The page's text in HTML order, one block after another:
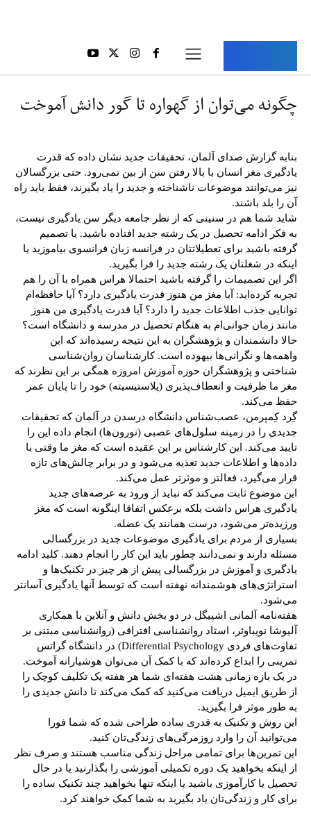
چگونه می‌توان از گهواره تا گور دانش آموخت
بنابه گزارش صدای آلمان، تحقیقات جدید نشان داده که قدرت
یادگیری مغز انسان با بالا رفتن سن از بین نمی‌رود. حتی بزرگسالان
نیز می‌توانند موضوعات ناشناخته و جدید را یاد بگیرند، فقط باید راه
آن را بلد باشند.
شاید شما هم در سنینی که از نظر جامعه دیگر سن یادگیری نیست،
به فکر ادامه تحصیل در یک رشته جدید افتاده باشید. یا تصمیم
گرفته باشید برای تعطیلاتتان در فرانسه زبان فرانسوی بیاموزید یا
اینکه در شغلتان یک رشته جدید را فرا بگیرید.
اگر این تصمیمات را گرفته باشید احتمالا هراس همراه با آن را هم
تجربه کرده‌اید: آیا مغز من هنوز قدرت یادگیری دارد؟ آیا حافظه‌ام
توانایی جذب اطلاعات جدید را دارد؟ آیا قدرت یادگیری من هنوز
مانند زمان جوانی‌ام به هنگام تحصیل در مدرسه و دانشگاه است؟
حالا دانشمندان و پژوهشگران به این نتیجه رسیده‌اند که این
واهمه‌ها و نگرانی‌ها بیهوده است. کارشناسان روان‌شناسی
شناختی و پژوهشگران حوزه آموزش امروزه همگی بر این نظرند که
مغز ما ظرفیت و انعطاف‌پذیری (پلاستیسیته) خود را تا پایان عمر
حفظ می‌کند.
گِرد کِمپرمن، عصب‌شناس دانشگاه درسدن در آلمان که تحقیقات
جدیدی را در زمینه سلول‌های عصبی (نورون‌‌ها) انجام داده این را
تایید می‌کند. این کارشناس بر این عقیده است که مغز ما وقتی با
داده‌ها و اطلاعات جدید تغذیه می‌شود و در برابر چالش‌های تازه
قرار می‌گیرد، فعالتر و موثرتر عمل می‌کند.
این موضوع ثابت می‌کند که نباید از ورود به عرصه‌های جدید
یادگیری هراس داشت بلکه برعکس اتفاقا اینگونه است که مغز
ورزیده‌تر می‌شود، درست همانند یک عضله.
بسیاری از مردم برای یادگیری موضوعات جدید در بزرگسالی
مسئله دارند و نمی‌دانند چطور باید این کار را انجام دهند. کلید ادامه
یادگیری و آموزش در بزرگسالی پیش از هر چیز در تکنیک‌ها و
استراتژی‌های هوشمندانه نهفته است که توسط آنها یادگیری آسانتر
می‌شود.
هفته‌نامه آلمانی اشپیگل در دو بخش دانش و آنلاین با همکاری
آلیوشا نویباوئر، استاد روانشناسی افتراقی (روانشناسی مبتنی بر
تفاوت‌های فردی Differential Psychology) در دانشگاه گراتس
تمرینی را ابداع کرده‌اند که با کمک آن می‌توان هوشیارانه آموخت.
در یک بازه زمانی هشت هفته‌ای شما هر هفته یک تکلیف کوچک را
از طریق ایمیل دریافت می‌کنید که کمک می‌کند تا دانش جدیدی را
به طور موثر فرا بگیرید.
این روش ‌و تکنیک به قدری ساده طراحی شده ‌که شما فورا
می‌توانید آن را وارد روزمرگی‌های زندگی‌تان کنید.
این تمرین‌ها برای تمامی مراحل زندگی مناسب هستند و صرف نظر
از اینکه بخواهید یک دوره تکمیلی آموزشی را بگذارنید یا در حال
تحصیل یا کارآموزی باشید یا اینکه تنها بخواهید چند تکنیک ساده را
برای کار و زندگی‌تان یاد بگیرید به شما کمک خواهند کرد.